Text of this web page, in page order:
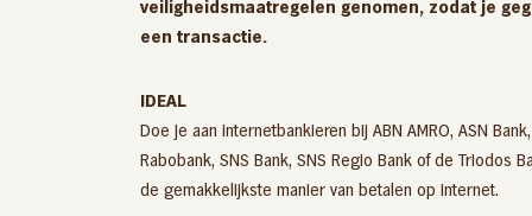
Bakpaling
veiligheidsmaatregelen genomen, zodat je
een transactie.
IDEAL
Doe je aan internetbankieren bij ABN AMRO, ASN
Rabobank, SNS Bank, SNS Regio Bank of de Triodos
de gemakkelijkste manier van betalen op internet.